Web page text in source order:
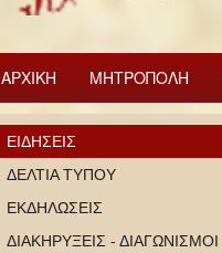
ΑΡΧΙΚΗ ΜΗΤΡΟΠΟΛΗ
ΕΙΔΗΣΕΙΣ
ΔΕΛΤΙΑ ΤΥΠΟΥ
ΕΚΔΗΛΩΣΕΙΣ
ΔΙΑΚΗΡΥΞΕΙΣ - ΔΙΑΓΩΝΙΣΜΟΙ